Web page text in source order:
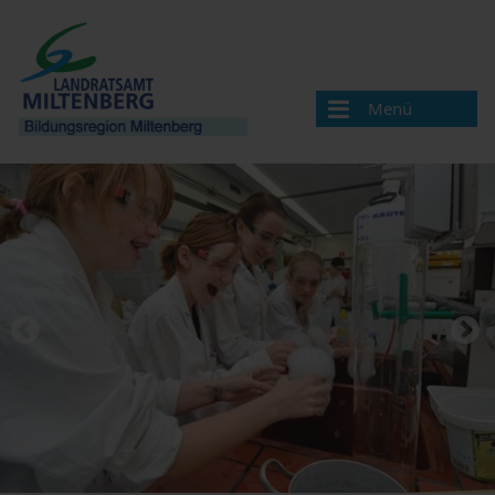
Menü
Bildungsregion
Aktuelles
Veranstaltungen / Termine
Veranstaltung melden
Bildungsregionen in Bayern
Angebote & Projekte